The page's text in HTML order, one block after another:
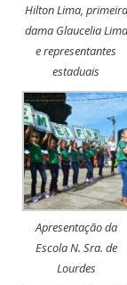
Hilton Lima, primeira
dama Glaucelia Lima
e representantes
estaduais
Apresentação da
Escola N. Sra. de
Lourdes